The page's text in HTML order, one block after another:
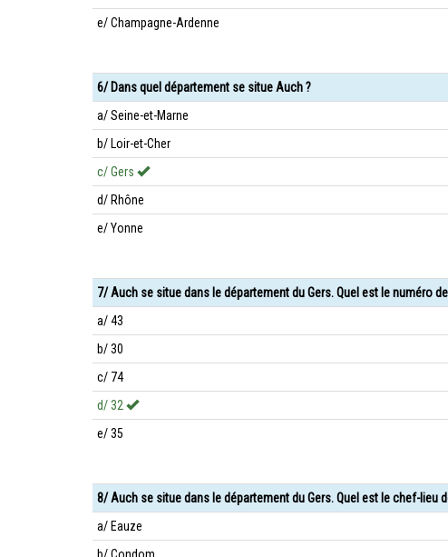
e/ Champagne-Ardenne
6/ Dans quel département se situe Auch ?
a/ Seine-et-Marne
b/ Loir-et-Cher
c/ Gers
d/ Rhône
e/ Yonne
7/ Auch se situe dans le département du Gers. Quel est le numéro
a/ 43
b/ 30
c/ 74
d/ 32
e/ 35
8/ Auch se situe dans le département du Gers. Quel est le chef-lieu
a/ Eauze